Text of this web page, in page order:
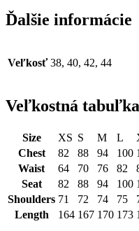
Ďalšie informácie
Veľkosť 38, 40, 42, 44
Veľkostná tabuľka
Size XS S M L
Chest
82 88 94 100
Waist
64 70 76 82
Seat
82 88 94 100
Shoulders 71 72 74 75
Length
164 167 170 173